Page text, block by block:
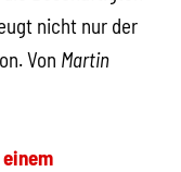
nicht nur der
Von Martin